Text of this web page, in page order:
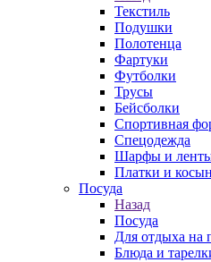
Текстиль
Подушки
Полотенца
Фартуки
Футболки
Трусы
Бейсболки
Спортивная
Спецодежда
Шарфы и
Платки и
Посуда
Назад
Посуда
Для отдыха на
Блюда и